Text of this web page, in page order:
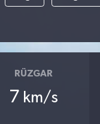
RÜZGAR
7 km/s